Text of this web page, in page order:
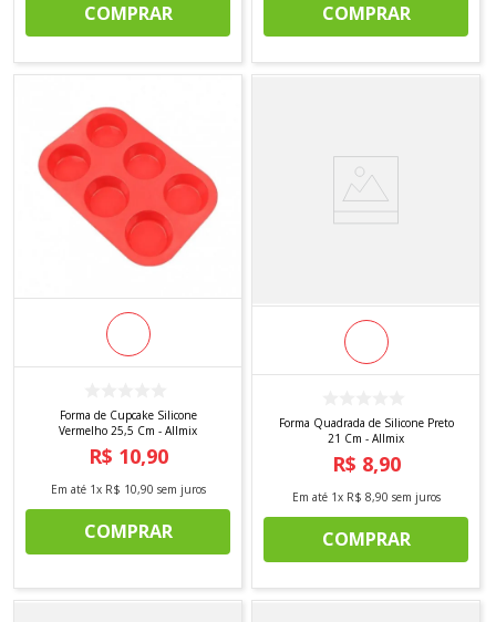
COMPRAR COMPRAR
Forma de Cupcake Silicone
Vermelho 25,5 Cm - Allmix
R$ 10,90
Em até 1x R$ 10,90 sem juros
COMPRAR
Forma Quadrada de Silicone Preto
21 Cm - Allmix
R$ 8,90
Em até 1x R$ 8,90 sem juros
COMPRAR